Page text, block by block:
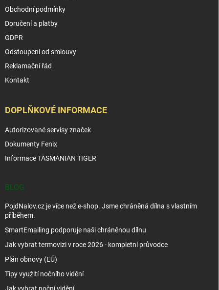
Obchodní podmínky
Doručení a platby
GDPR
Odstoupení od smlouvy
Reklamační řád
Kontakt
DOPLŇKOVÉ INFORMACE
Autorizované servisy značek
Dokumenty Fenix
Informace TASMANIAN TIGER
BLOG
PojdNalov.cz je více než e-shop. Jsme chráněná dílna s vlastním
příběhem.
SmartEmailing podporuje naši chráněnou dílnu
Jak vybrat termovizi v roce 2026 - kompletní průvodce
Plán obnovy (EÚ)
Tipy využití nočního vidění